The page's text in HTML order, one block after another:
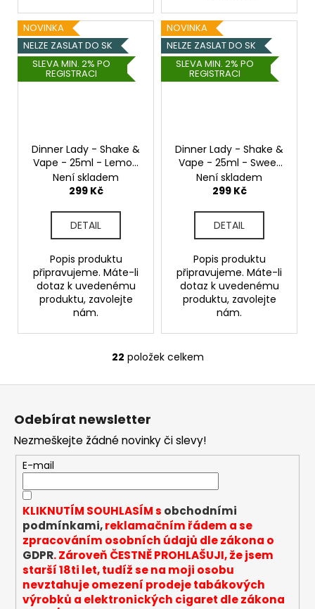
NOVINKA
NELZE ZASLAT DO SK
SLEVA MIN. 2% PO
REGISTRACI
Dinner Lady - Shake &
Vape - 25ml - Lemon
Sherberts
Není skladem
299 Kč
DETAIL
Popis produktu
připravujeme. Máte-li
dotaz k uvedenému
produktu, zavolejte
nám.
NOVINKA
NELZE ZASLAT DO SK
SLEVA MIN. 2% PO
REGISTRACI
Dinner Lady - Shake &
Vape - 25ml - Sweet
Fusion
Není skladem
299 Kč
DETAIL
Popis produktu
připravujeme. Máte-li
dotaz k uvedenému
produktu, zavolejte
nám.
O
v
a
c
í
p
r
v
k
y
v
ý
p
22 položek celkem
Odebírat newsletter
Nezmeškejte žádné novinky či slevy!
E-mail
KLIKNUTÍM SOUHLASÍM s obchodními
podmínkami,reklamačním řádem a se
zpracováním osobních údajů dle zákona o
GDPR. Zároveň ČESTNĚ PROHLAŠUJI, že jsem
starší 18ti let, tudíž se na moji osobu
nevztahuje omezení prodeje tabákových
výrobků a elektronických cigaret dle zákona